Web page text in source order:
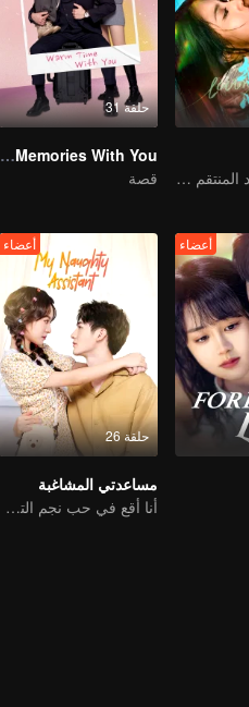
اللوتس الأسود المنتقم يقع في حب الشاب المارق
حلقة 31
My Memories With You
قصة
أعضاء
حلقة 26
أعضاء
مساعدتي المشاغبة
أنا أقع في حب نجم الترفيه